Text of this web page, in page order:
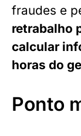
fraudes e
retrabalho
calcular
horas do
Ponto